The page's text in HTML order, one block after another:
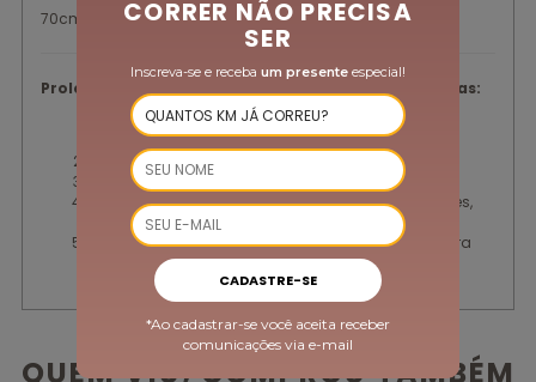
70cm - tamanho M
Prolongue a vida útil das suas peças com essas dicas:
Vire a peça do avesso e lave logo após o uso com
sabão neutro e água fria.
Lave suas peças à mão.
Seque em local ventilado.
Evite deixar de molho e torcer. Não utilizar alvejantes,
amaciantes, produtos químicos e água quente.
Dica extra: Guarde suas peças limpas e secas para
evitar odores e mofo.
QUEM VIU, COMPROU TAMBÉM
CORRER NÃO PRECISA
SER
Inscreva-se e receba um presente especial!
CADASTRE-SE
*Ao cadastrar-se você aceita receber
comunicações via e-mail